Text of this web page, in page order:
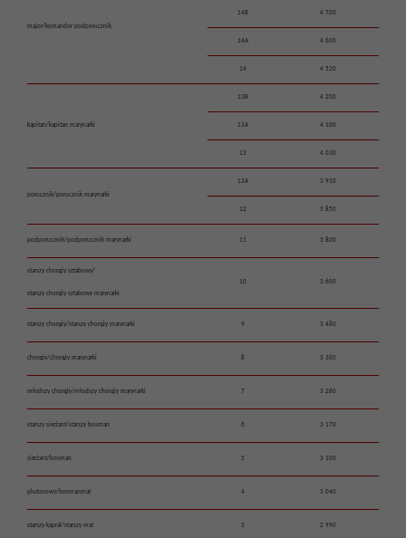
major/komandor podporucznik
14B 4 700
14A 4 600
14 4 520
kapitan/kapitan marynarki
13B 4 200
13A 4 100
13 4 030
porucznik/porucznik marynarki
12A 3 910
12 3 850
podporucznik/podporucznik marynarki 11 3 800
starszy chorąży sztabowy/
starszy chorąży sztabowy marynarki
10 3 600
starszy chorąży/starszy chorąży marynarki 9 3 480
chorąży/chorąży marynarki 8 3 360
młodszy chorąży/młodszy chorąży marynarki 7 3 260
starszy sierżant/starszy bosman 6 3 170
sierżant/bosman 5 3 100
plutonowy/bosmanmat 4 3 040
starszy kapral/starszy mat 3 2 990